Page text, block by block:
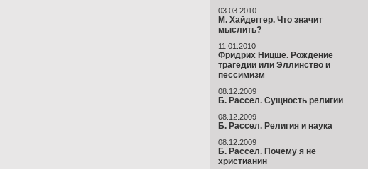
03.03.2010
М. Хайдеггер. Что значит
мыслить?
11.01.2010
Фридрих Ницше. Рождение
трагедии или Эллинство и
пессимизм
08.12.2009
Б. Рассел. Сущность религии
08.12.2009
Б. Рассел. Религия и наука
08.12.2009
Б. Рассел. Почему я не
христианин